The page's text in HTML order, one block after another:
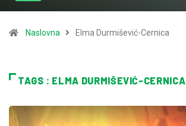
Naslovna Elma Durmišević-Cernica
TAGS : ELMA DURMIŠEVIĆ-CERNICA